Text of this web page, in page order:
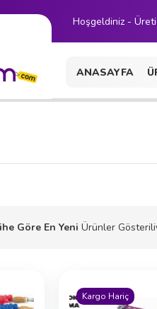
Hoşgeldiniz -
ANASAYFA
İLETİŞİM
Göre En Yeni Ürünler
Kargo Hariç